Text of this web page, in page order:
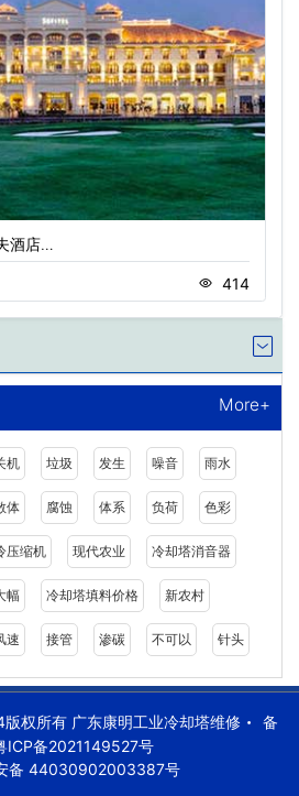
酒店…
414
More+
机 垃圾 发生 噪音 雨水
体 腐蚀 体系 负荷 色彩
压缩机 现代农业 冷却塔消音器
幅 冷却塔填料价格 新农村
速 接管 渗碳 不可以 针头
权所有 广东康明工业冷却塔维修
备
ICP备2021149527号
备 44030902003387号